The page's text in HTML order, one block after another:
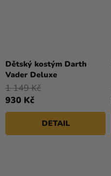
Dětský kostým Darth
Vader Deluxe
930 Kč
1 149 Kč
DETAIL